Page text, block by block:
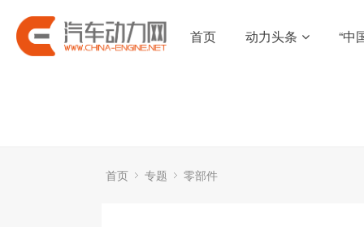
首页 动力头条 “中
首页 专题 零部件